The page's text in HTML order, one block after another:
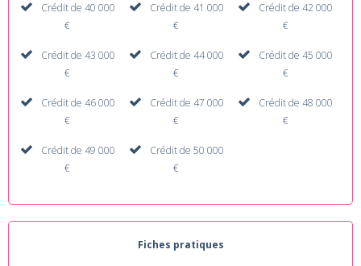
Crédit de 40 000
€
Crédit de 41 000
€
Crédit de 42 000
€
Crédit de 43 000
€
Crédit de 44 000
€
Crédit de 45 000
€
Crédit de 46 000
€
Crédit de 47 000
€
Crédit de 48 000
€
Crédit de 49 000
€
Crédit de 50 000
€
Fiches pratiques